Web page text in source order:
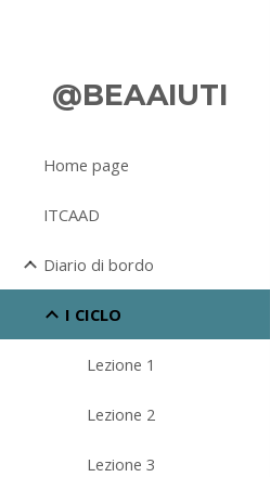
@BEAAIUTI
Home page
ITCAAD
Diario di bordo
I CICLO
Lezione 1
Lezione 2
Lezione 3